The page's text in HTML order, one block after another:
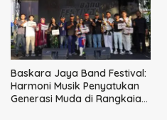
Baskara Jaya Band Festival:
Harmoni Musik Penyatukan
Generasi Muda di Rangkaian